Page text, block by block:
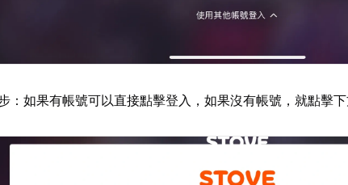
：如果有帳號可以直接點擊登入，如果沒有帳號，就點擊下